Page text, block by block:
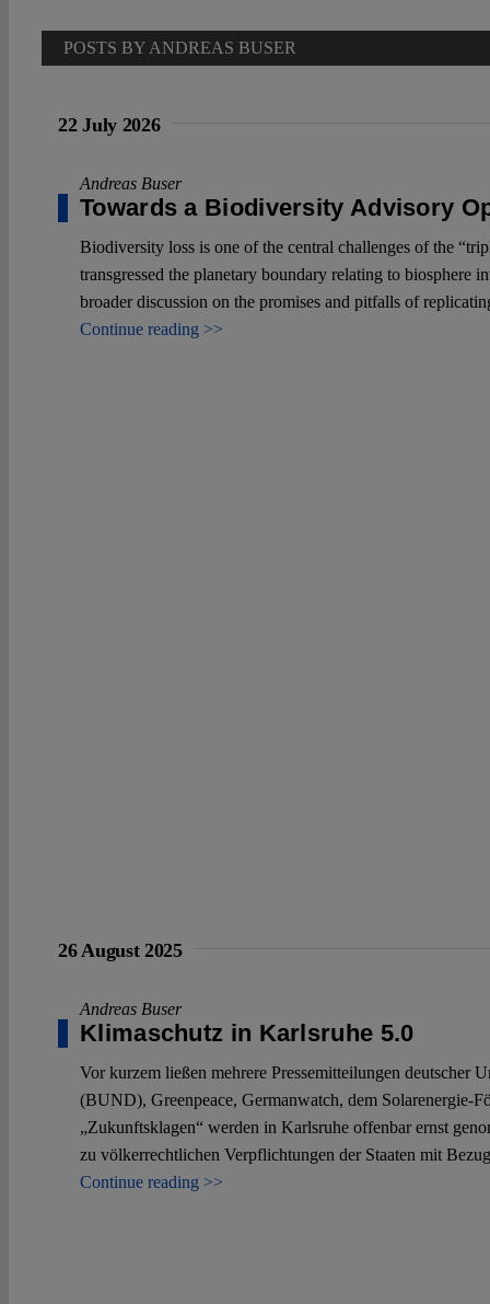
POSTS BY ANDREAS BUSER
22 July 2026
Andreas Buser
Towards a Biodiversity Advisory
Biodiversity loss is one of the central challenges of the
transgressed the planetary boundary relating to biosphere
broader discussion on the promises and pitfalls of
Continue reading >>
26 August 2025
Andreas Buser
Klimaschutz in Karlsruhe 5.0
Vor kurzem ließen mehrere Pressemitteilungen
(BUND), Greenpeace, Germanwatch, dem Solarenergie-
„Zukunftsklagen“ werden in Karlsruhe offenbar ernst
zu völkerrechtlichen Verpflichtungen der Staaten mit
Continue reading >>